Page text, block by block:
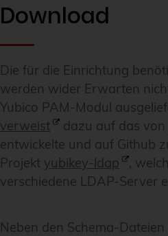
Download
Die für die Einrichtung
werden wider Erwarten
Yubico PAM-Modul
verweist
dazu auf das von
entwickelte und auf Github
Projekt yubikey-ldap
,
verschiedene LDAP-Server
Neben den Schema-